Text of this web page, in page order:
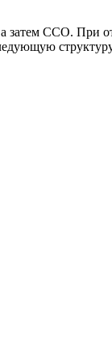
затем ССО. При